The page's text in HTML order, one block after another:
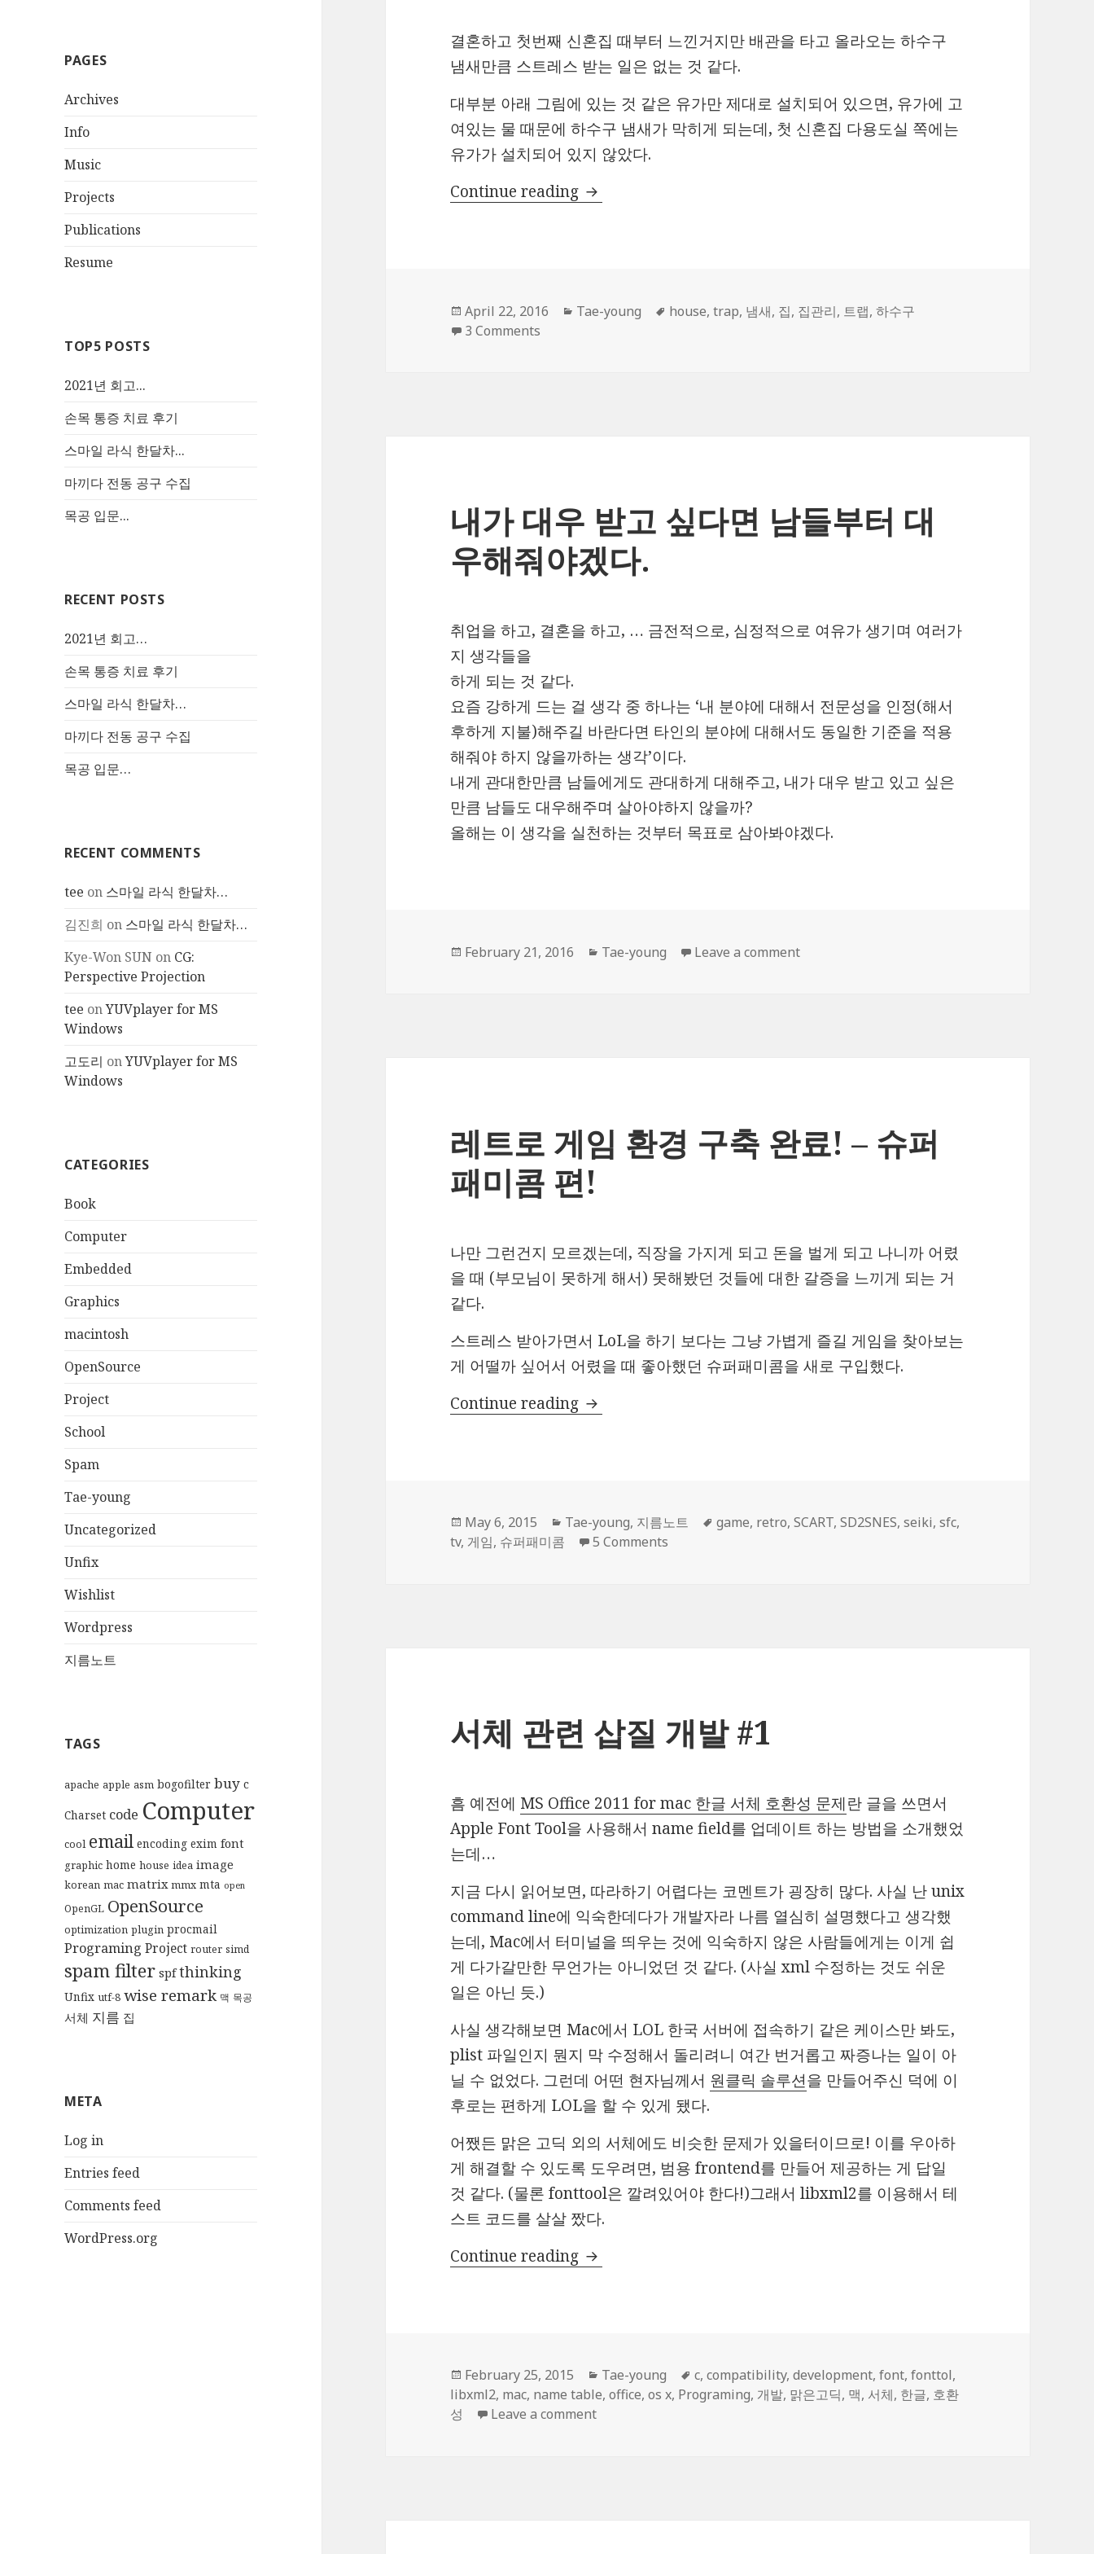
PAGES
Archives
Info
Music
Projects
Publications
Resume
TOP5 POSTS
2021년 회고...
손목 통증 치료 후기
스마일 라식 한달차...
마끼다 전동 공구 수집
목공 입문...
RECENT POSTS
2021년 회고…
손목 통증 치료 후기
스마일 라식 한달차…
마끼다 전동 공구 수집
목공 입문…
RECENT COMMENTS
tee on 스마일 라식 한달차…
김진희 on 스마일 라식 한달차…
Kye-Won SUN on CG:
Perspective Projection
tee onYUVplayer for MS
Windows
고도리 onYUVplayer for MS
Windows
CATEGORIES
Book
Computer
Embedded
Graphics
macintosh
OpenSource
Project
School
Spam
Tae-young
Uncategorized
Unfix
Wishlist
Wordpress
지름노트
TAGS
apache apple asm bogofilter buy c
Charset code Computer
cool email encoding exim font
graphic home house idea image
korean mac matrix mmx mta open
OpenGL OpenSource
optimization plugin procmail
Programing Project router simd
spam filter spf thinking
Unfix utf-8 wise remark 맥 목공
서체 지름 집
META
Log in
Entries feed
Comments feed
WordPress.org
결혼하고 첫번째 신혼집 때부터 느낀거지만 배관을 타고 올라오는 하수구
냄새만큼 스트레스 받는 일은 없는 것 같다.
대부분 아래 그림에 있는 것 같은 유가만 제대로 설치되어 있으면, 유가에 고
여있는 물 때문에 하수구 냄새가 막히게 되는데, 첫 신혼집 다용도실 쪽에는
유가가 설치되어 있지 않았다.
Continue reading 하수구 냄새와의 전쟁…
Posted
on
April 22, 2016 Categories
Tae-young Tags
house,trap, 냄새, 집, 집관리, 트랩,하수구
3 Comments
내가 대우 받고 싶다면 남들부터 대
우해줘야겠다.
취업을 하고, 결혼을 하고, … 금전적으로, 심정적으로 여유가 생기며 여러가
지 생각들을
하게 되는 것 같다.
요즘 강하게 드는 걸 생각 중 하나는 ‘내 분야에 대해서 전문성을 인정(해서
후하게 지불)해주길 바란다면 타인의 분야에 대해서도 동일한 기준을 적용
해줘야 하지 않을까하는 생각’이다.
내게 관대한만큼 남들에게도 관대하게 대해주고, 내가 대우 받고 있고 싶은
만큼 남들도 대우해주며 살아야하지 않을까?
올해는 이 생각을 실천하는 것부터 목표로 삼아봐야겠다.
Posted
February 21, 2016 Categories
Tae-young Leave a commenton 내가 대우 받고 싶다면 남들부터 대우해줘야겠
레트로 게임 환경 구축 완료! – 슈퍼
패미콤 편!
나만 그런건지 모르겠는데, 직장을 가지게 되고 돈을 벌게 되고 나니까 어렸
을 때 (부모님이 못하게 해서) 못해봤던 것들에 대한 갈증을 느끼게 되는 거
같다.
스트레스 받아가면서 LoL을 하기 보다는 그냥 가볍게 즐길 게임을 찾아보는
게 어떨까 싶어서 어렸을 때 좋아했던 슈퍼패미콤을 새로 구입했다.
Continue reading 레트로 게임 환경 구축 완료! – 슈퍼패미콤 편!
Posted
on
May 6, 2015 Categories
Tae-young, 지름노트 Tags
game, retro,SCART,SD2SNES,seiki,sfc,
tv, 게임, 슈퍼패미콤 5 Comments
서체 관련 삽질 개발 #1
흠 예전에 MS Office 2011 for mac 한글 서체 호환성 문제란 글을 쓰면서
Apple Font Tool을 사용해서 name field를 업데이트 하는 방법을 소개했었
는데…
지금 다시 읽어보면, 따라하기 어렵다는 코멘트가 굉장히 많다. 사실 난 unix
command line에 익숙한데다가 개발자라 나름 열심히 설명했다고 생각했
는데, Mac에서 터미널을 띄우는 것에 익숙하지 않은 사람들에게는 이게 쉽
게 다가갈만한 무언가는 아니었던 것 같다. (사실 xml 수정하는 것도 쉬운
일은 아닌 듯.)
사실 생각해보면 Mac에서 LOL 한국 서버에 접속하기 같은 케이스만 봐도,
plist 파일인지 뭔지 막 수정해서 돌리려니 여간 번거롭고 짜증나는 일이 아
닐 수 없었다. 그런데 어떤 현자님께서 원클릭 솔루션을 만들어주신 덕에 이
후로는 편하게 LOL을 할 수 있게 됐다.
어쨌든 맑은 고딕 외의 서체에도 비슷한 문제가 있을터이므로! 이를 우아하
게 해결할 수 있도록 도우려면, 범용 frontend를 만들어 제공하는 게 답일
것 같다. (물론 fonttool은 깔려있어야 한다!)그래서 libxml2를 이용해서 테
스트 코드를 살살 짰다.
Continue reading 서체 관련 삽질 개발 #1
Posted
on
February 25, 2015 Categories
Tae-young Tags
c,compatibility,development,font,fonttol,
libxml2, mac, name table,office,os x, Programing, 개발, 맑은고딕, 맥, 서체, 한글, 호환
성
Leave a commenton 서체 관련 삽질 개발 #1